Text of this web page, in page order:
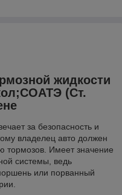
жидкости
(Ст.
за безопасность и
владелец авто должен
тормозов. Имеет значение
системы, ведь
или порванный